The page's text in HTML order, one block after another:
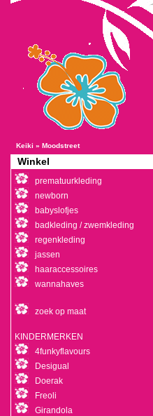
Keiki » Moodstreet
Winkel
prematuurkleding
newborn
babyslofjes
badkleding / zwemkleding
regenkleding
jassen
haaraccessoires
wannahaves
zoek op maat
KINDERMERKEN
4funkyflavours
Desigual
Doerak
Freoli
Girandola